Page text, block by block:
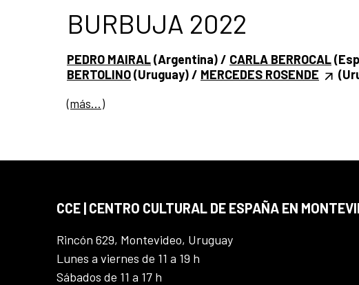
BURBUJA 2022
PEDRO MAIRAL(Argentina) / CARLA BERROCAL
BERTOLINO(Uruguay) / MERCEDES ROSENDE
(más…)
CCE | CENTRO CULTURAL DE ESPAÑA EN
Rincón 629, Montevideo, Uruguay
Lunes a viernes de 11 a 19 h
Sábados de 11 a 17 h